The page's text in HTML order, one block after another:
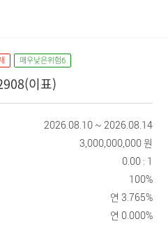
매우낮은위험6
이표)
2026.08.10 ~ 2026.08.14
3,000,000,000 원
0.00 : 1
100%
연 3.765%
연 0.000%